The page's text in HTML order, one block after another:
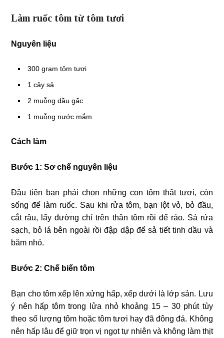
Làm ruốc tôm từ tôm tươi
Nguyên liệu
300 gram tôm tươi
1 cây sả
2 muỗng dầu gấc
1 muỗng nước mắm
Cách làm
Bước 1: Sơ chế nguyên liệu
Đầu tiên bạn phải chọn những con tôm thật tươi, còn
sống để làm ruốc. Sau khi rửa tôm, bạn lột vỏ, bỏ đầu,
cắt râu, lấy đường chỉ trên thân tôm rồi để ráo. Sả rửa
sạch, bỏ lá bên ngoài rồi đập dập để sả tiết tinh dầu và
băm nhỏ.
Bước 2: Chế biến tôm
Bạn cho tôm xếp lên xửng hấp, xếp dưới là lớp sản. Lưu
ý nên hấp tôm trong lửa nhỏ khoảng 15 – 30 phút tùy
theo số lượng tôm hoặc tôm tươi hay đã đông đá. Không
nên hấp lâu để giữ trọn vị ngọt tự nhiên và không làm thịt